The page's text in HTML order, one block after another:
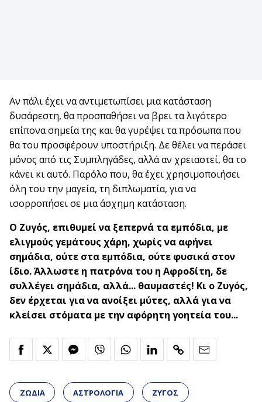
Αν πάλι έχει να αντιμετωπίσει μια κατάσταση
δυσάρεστη, θα προσπαθήσει να βρει τα λιγότερο
επίπονα σημεία της και θα γυρέψει τα πρόσωπα που
θα του προσφέρουν υποστήριξη. Δε θέλει να περάσει
μόνος από τις Συμπληγάδες, αλλά αν χρειαστεί, θα το
κάνει κι αυτό. Παρόλο που, θα έχει χρησιμοποιήσει
όλη του την μαγεία, τη διπλωματία, για να
ισορροπήσει σε μια άσχημη κατάσταση.
Ο Ζυγός, επιθυμεί να ξεπερνά τα εμπόδια, με
ελιγμούς γεμάτους χάρη, χωρίς να αφήνει
σημάδια, ούτε στα εμπόδια, ούτε φυσικά στον
ίδιο. Άλλωστε η πατρόνα του η Αφροδίτη, δε
συλλέγει σημάδια, αλλά... θαυμαστές! Κι ο Ζυγός,
δεν έρχεται για να ανοίξει μύτες, αλλά για να
κλείσει στόματα με την αφόρητη γοητεία του...
ΖΩΔΙΑ ΑΣΤΡΟΛΟΓΙΑ ΖΥΓΟΣ